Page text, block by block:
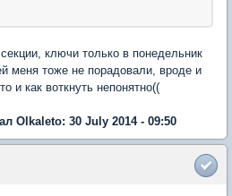
ключи только в понедельник
меня тоже не порадовали, вроде и
и как воткнуть непонятно((
Olkaleto: 30 July 2014 - 09:50